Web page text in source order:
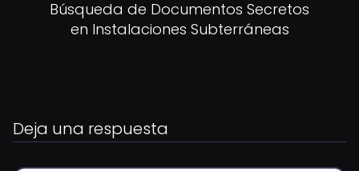
Búsqueda de Documentos Secretos
en Instalaciones Subterráneas
Deja una respuesta